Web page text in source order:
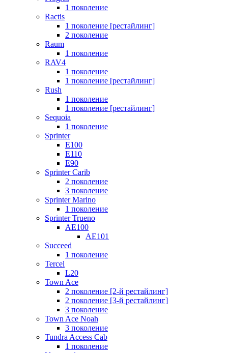
1 поколение
Ractis
1 поколение [рестайлинг]
2 поколение
Raum
1 поколение
RAV4
1 поколение
1 поколение [рестайлинг]
Rush
1 поколение
1 поколение [рестайлинг]
Sequoia
1 поколение
Sprinter
E100
E110
E90
Sprinter Carib
2 поколение
3 поколение
Sprinter Marino
1 поколение
Sprinter Trueno
AE100
AE101
Succeed
1 поколение
Tercel
L20
Town Ace
2 поколение [2-й рестайлинг]
2 поколение [3-й рестайлинг]
3 поколение
Town Ace Noah
3 поколение
Tundra Access Cab
1 поколение